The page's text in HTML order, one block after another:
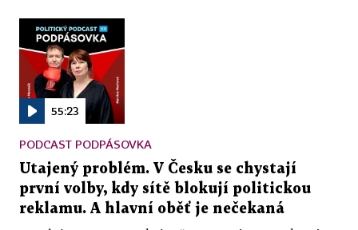
55:23
PODCAST PODPÁSOVKA
Utajený problém. V Česku se chystají
první volby, kdy sítě blokují politickou
reklamu. A hlavní oběť je nečekaná